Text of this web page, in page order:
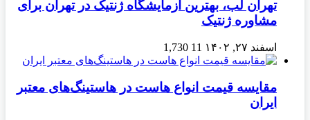
تهران لب، بهترین آزمایشگاه ژنتیک در تهران برای
مشاوره ژنتیک
اسفند ۲۷, ۱۴۰۲ 11
1,730
مقایسه قیمت انواع هاست در هاستینگ‌های معتبر
ایران